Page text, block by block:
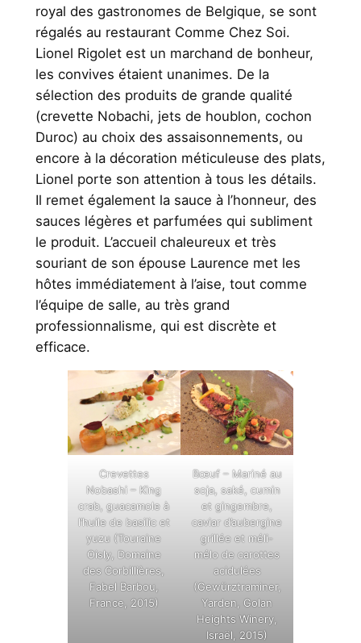
royal des gastronomes de Belgique, se sont
régalés au restaurant Comme Chez Soi.
Lionel Rigolet est un marchand de bonheur,
les convives étaient unanimes. De la
sélection des produits de grande qualité
(crevette Nobachi, jets de houblon, cochon
Duroc) au choix des assaisonnements, ou
encore à la décoration méticuleuse des plats,
Lionel porte son attention à tous les détails.
Il remet également la sauce à l’honneur, des
sauces légères et parfumées qui subliment
le produit. L’accueil chaleureux et très
souriant de son épouse Laurence met les
hôtes immédiatement à l’aise, tout comme
l’équipe de salle, au très grand
professionnalisme, qui est discrète et
efficace.
Crevettes
Nobashi – King
crab, guacamole à
l’huile de basilic et
yuzu (Touraine
Oisly, Domaine
des Corbillières,
Fabel Barbou,
France, 2015)
Bœuf – Mariné au
soja, saké, cumin
et gingembre,
caviar d’aubergine
grillée et méli-
mélo de carottes
acidulées
(Gewürztraminer,
Yarden, Golan
Heights Winery,
Israël, 2015)